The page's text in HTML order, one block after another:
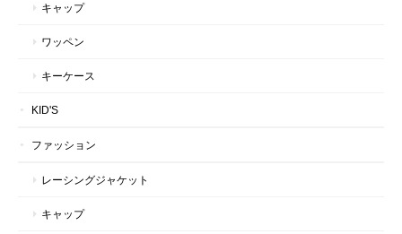
キャップ
ワッペン
キーケース
KID'S
ファッション
レーシングジャケット
キャップ